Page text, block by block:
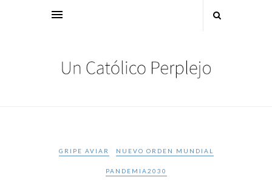
GRIPE AVIAR NUEVO ORDEN MUNDIAL
PANDEMIA2030